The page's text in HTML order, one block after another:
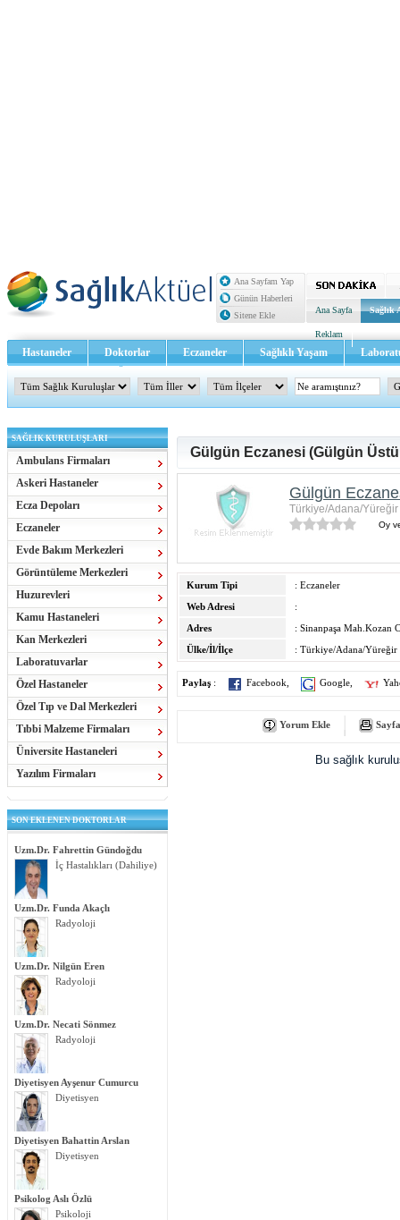
Ana Sayfam Yap
Günün Haberleri
Sitene Ekle
Ana Sayfa Sağlık
Reklam
Hastaneler Doktorlar Eczaneler Sağlıklı Yaşam
Sağlık TV - Video İletişim
SAĞLIK KURULUŞLARI
Ambulans Firmaları
Askeri Hastaneler
Ecza Depoları
Eczaneler
Evde Bakım Merkezleri
Görüntüleme Merkezleri
Huzurevleri
Kamu Hastaneleri
Kan Merkezleri
Laboratuvarlar
Özel Hastaneler
Özel Tıp ve Dal Merkezleri
Tıbbi Malzeme Firmaları
Üniversite Hastaneleri
Yazılım Firmaları
SON EKLENEN DOKTORLAR
Uzm.Dr. Fahrettin Gündoğdu
İç Hastalıkları (Dahiliye)
Uzm.Dr. Funda Akaçlı
Radyoloji
Uzm.Dr. Nilgün Eren
Radyoloji
Uzm.Dr. Necati Sönmez
Radyoloji
Diyetisyen Ayşenur Cumurcu
Diyetisyen
Diyetisyen Bahattin Arslan
Diyetisyen
Psikolog Aslı Özlü
Psikoloji
Gülgün Eczanesi (Gülgün
Gülgün
Türkiye/Adana/Yüreğir
Oy
Kurum Tipi
: Eczaneler
Web Adresi
:
Adres
: Sinanpaşa Mah.Kozan
Ülke/İl/İlçe
: Türkiye/Adana/Yüreğir
Paylaş : Facebook Google
Yorum Ekle
Bu sağlık